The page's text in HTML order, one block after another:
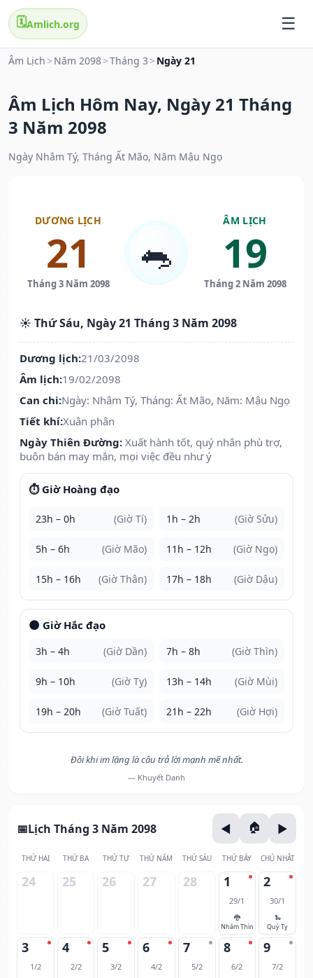
🗓️Amlich.org
Âm Lịch > Năm 2098>Tháng 3 > Ngày 21
Âm Lịch Hôm Nay, Ngày 21 Tháng
3 Năm 2098
Ngày Nhâm Tý, Tháng Ất Mão, Năm Mậu Ngọ
DƯƠNG LỊCH
21
Tháng 3 Năm 2098
🐀
ÂM LỊCH
19
Tháng 2 Năm 2098
☀️ Thứ Sáu, Ngày 21 Tháng 3 Năm 2098
Dương lịch:21/03/2098
Âm lịch:19/02/2098
Can chi:Ngày: Nhâm Tý, Tháng: Ất Mão, Năm: Mậu Ngọ
Tiết khí:Xuân phân
Ngày Thiên Đường: Xuất hành tốt, quý nhân phù trợ,
buôn bán may mắn, mọi việc đều như ý
⏱️ Giờ Hoàng đạo
23h – 0h (Giờ Tí) 1h – 2h (Giờ Sửu)
5h – 6h (Giờ Mão) 11h – 12h (Giờ Ngọ)
15h – 16h (Giờ Thân) 17h – 18h (Giờ Dậu)
🌑 Giờ Hắc đạo
3h – 4h (Giờ Dần) 7h – 8h (Giờ Thìn)
9h – 10h (Giờ Tỵ) 13h – 14h (Giờ Mùi)
19h – 20h (Giờ Tuất) 21h – 22h (Giờ Hợi)
Đôi khi im lặng là câu trả lời mạnh mẽ nhất.
— Khuyết Danh
Lịch Tháng 3 Năm 2098
THỨ HAI THỨ BA THỨ TƯ THỨ NĂM THỨ SÁU THỨ BẢY CHỦ NHẬT
24 25 26 27 28 1
29/1
🐉
Nhâm Thìn
2
30/1
🐍
Quý Tỵ
3
1/2
4
2/2
5
3/2
6
4/2
7
5/2
8
6/2
9
7/2